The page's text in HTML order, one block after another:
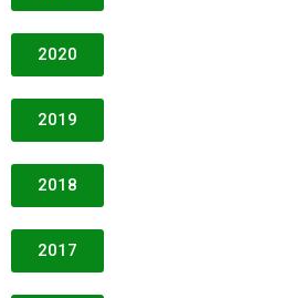
2020
2019
2018
2017